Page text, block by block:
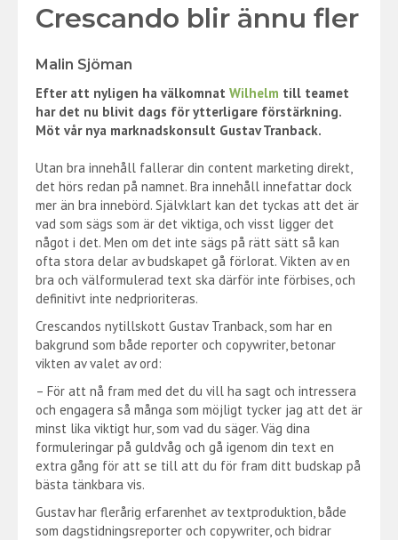
Crescando blir ännu fler
Malin Sjöman
Efter att nyligen ha välkomnat Wilhelm till teamet
har det nu blivit dags för ytterligare förstärkning.
Möt vår nya marknadskonsult Gustav Tranback.
Utan bra innehåll fallerar din content marketing direkt,
det hörs redan på namnet. Bra innehåll innefattar dock
mer än bra innebörd. Självklart kan det tyckas att det är
vad som sägs som är det viktiga, och visst ligger det
något i det. Men om det inte sägs på rätt sätt så kan
ofta stora delar av budskapet gå förlorat. Vikten av en
bra och välformulerad text ska därför inte förbises, och
definitivt inte nedprioriteras.
Crescandos nytillskott Gustav Tranback, som har en
bakgrund som både reporter och copywriter, betonar
vikten av valet av ord:
– För att nå fram med det du vill ha sagt och intressera
och engagera så många som möjligt tycker jag att det är
minst lika viktigt hur, som vad du säger. Väg dina
formuleringar på guldvåg och gå igenom din text en
extra gång för att se till att du för fram ditt budskap på
bästa tänkbara vis.
Gustav har flerårig erfarenhet av textproduktion, både
som dagstidningsreporter och copywriter, och bidrar